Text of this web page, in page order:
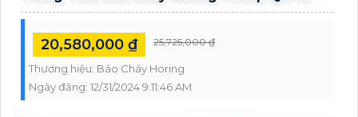
20,580,000 ₫ 25,725,000 ₫
Thương hiệu: Báo Cháy Horing
Ngày đăng: 12/31/2024 9:11:46 AM